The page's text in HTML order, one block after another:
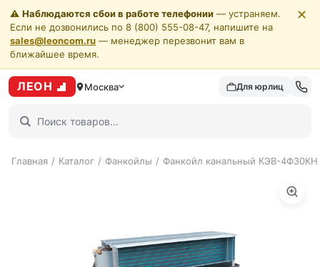
⚠️ Наблюдаются сбои в работе телефонии — устраняем.
Если не дозвонились по 8 (800) 555-08-47, напишите на
sales@leoncom.ru — менеджер перезвонит вам в
ближайшее время.
✕
ЛЕОН Москва Для юрлиц
Главная / Каталог / Фанкойлы / Фанкойл канальный КЭВ-4Ф30КН